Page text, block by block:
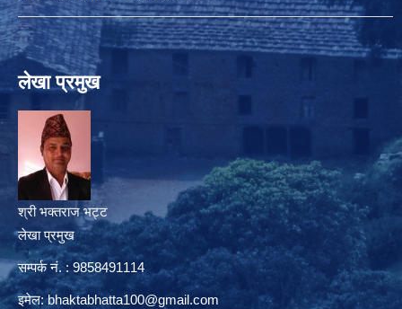
लेखा प्रमुख
श्री भक्तराज भट्ट
लेखा प्रमुख
सम्पर्क नं. : 9858491114
इमेल:bhaktabhatta100@gmail.com